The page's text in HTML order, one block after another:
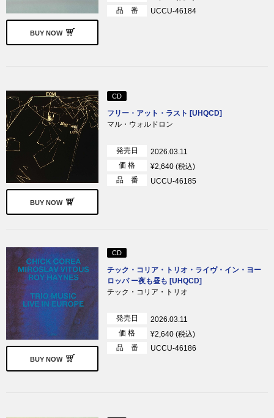
BUY NOW
品 番
UCCU-46184
BUY NOW
CD
フリー・アット・ラスト [UHQCD]
マル・ウォルドロン
発売日
2026.03.11
価 格
¥2,640 (税込)
品 番
UCCU-46185
BUY NOW
CD
チック・コリア・トリオ・ライヴ・イン・ヨー
ロッパ ー夜も昼も [UHQCD]
チック・コリア・トリオ
発売日
2026.03.11
価 格
¥2,640 (税込)
品 番
UCCU-46186